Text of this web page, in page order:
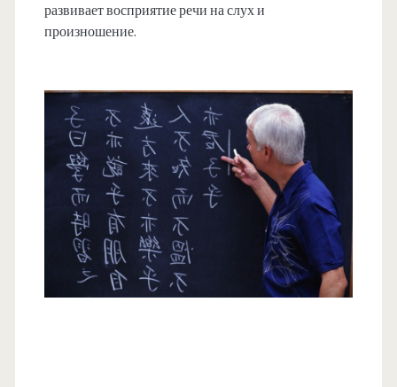
развивает восприятие речи на слух и
произношение.